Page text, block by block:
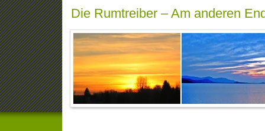
Die Rumtreiber – Am anderen